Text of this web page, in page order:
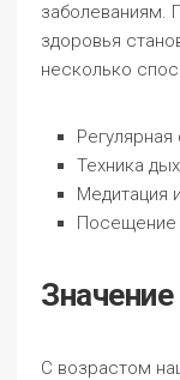
заболеваниям.
здоровья
несколько
Техника
Медитация
Посещение
С возрастом